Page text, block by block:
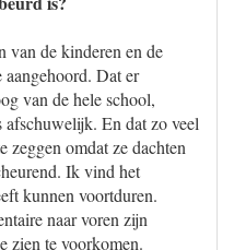
van de kinderen en de
Dat er
van de hele school,
afschuwelijk. En dat zo veel
zeggen omdat ze dachten
Ik vind het
kunnen voortduren.
naar voren zijn
zien te voorkomen.